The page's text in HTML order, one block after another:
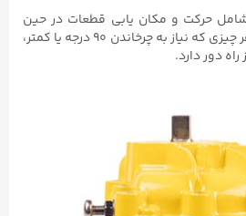
حرکت و مکان یابی قطعات در حین
ساخت می شود. در واقع هر چیزی که نیاز به چرخاندن ۹۰ درجه یا کمتر،
راه دور دارد.